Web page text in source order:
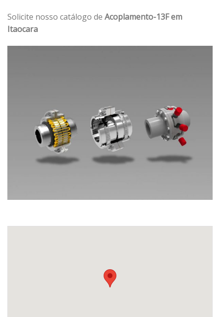
Solicite nosso catálogo de Acoplamento-13F em
Itaocara